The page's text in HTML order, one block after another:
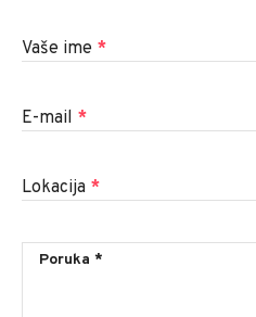
Vaše ime *
E-mail *
Lokacija *